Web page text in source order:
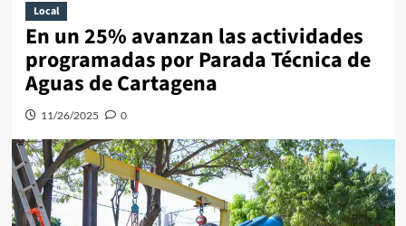
Local
En un 25% avanzan las actividades
programadas por Parada Técnica de
Aguas de Cartagena
11/26/2025 0